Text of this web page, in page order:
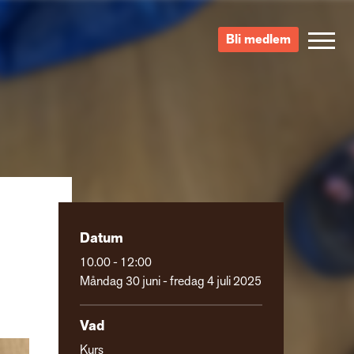
Bli medlem
Datum
10.00 - 12:00
Måndag 30 juni - fredag 4 juli 2025
Vad
Kurs